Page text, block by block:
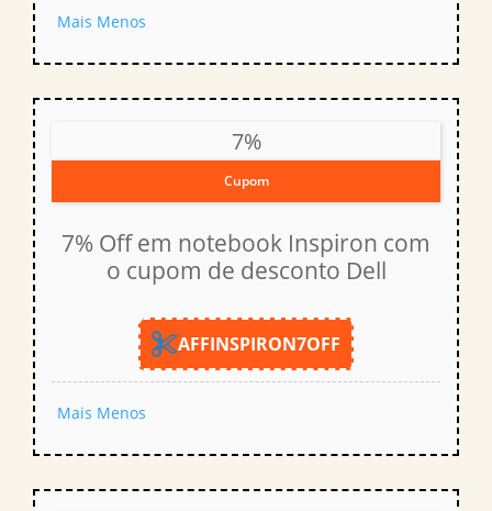
Mais Menos
7%
Cupom
7% Off em notebook Inspiron com
o cupom de desconto Dell
AFFINSPIRON7OFF
Mais Menos